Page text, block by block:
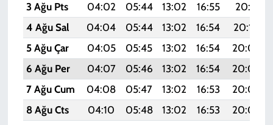
3 Ağu Pts
04:02 05:44 13:02 16:55 20:11
4 Ağu Sal
04:04 05:44 13:02 16:54 20:10
5 Ağu Çar
04:05 05:45 13:02 16:54 20:09
6 Ağu Per
04:07 05:46 13:02 16:54 20:08
7 Ağu Cum
04:08 05:47 13:02 16:53 20:07
8 Ağu Cts
04:10 05:48 13:02 16:53 20:05